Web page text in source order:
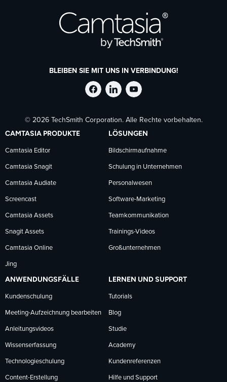
BLEIBEN SIE MIT UNS IN VERBINDUNG!
TechSmith
auf
Facebook
folgen
TechSmith
auf
LinkedIn
folgen
TechSmith
auf
YouTube
folgen
© 2026 TechSmith Corporation. Alle Rechte vorbehalten.
CAMTASIA PRODUKTE
Camtasia Editor
Camtasia Snagit
Camtasia Audiate
Screencast
Camtasia Assets
Snagit Assets
Camtasia Online
Jing
LÖSUNGEN
Bildschirmaufnahme
Schulung in Unternehmen
Personalwesen
Software-Marketing
Teamkommunikation
Trainings-Videos
Großunternehmen
ANWENDUNGSFÄLLE
Kundenschulung
Meeting-Aufzeichnung bearbeiten
Anleitungsvideos
Wissenserfassung
Technologieschulung
Content-Erstellung
LERNEN UND SUPPORT
Tutorials
Blog
Studie
Academy
Kundenreferenzen
Hilfe und Support